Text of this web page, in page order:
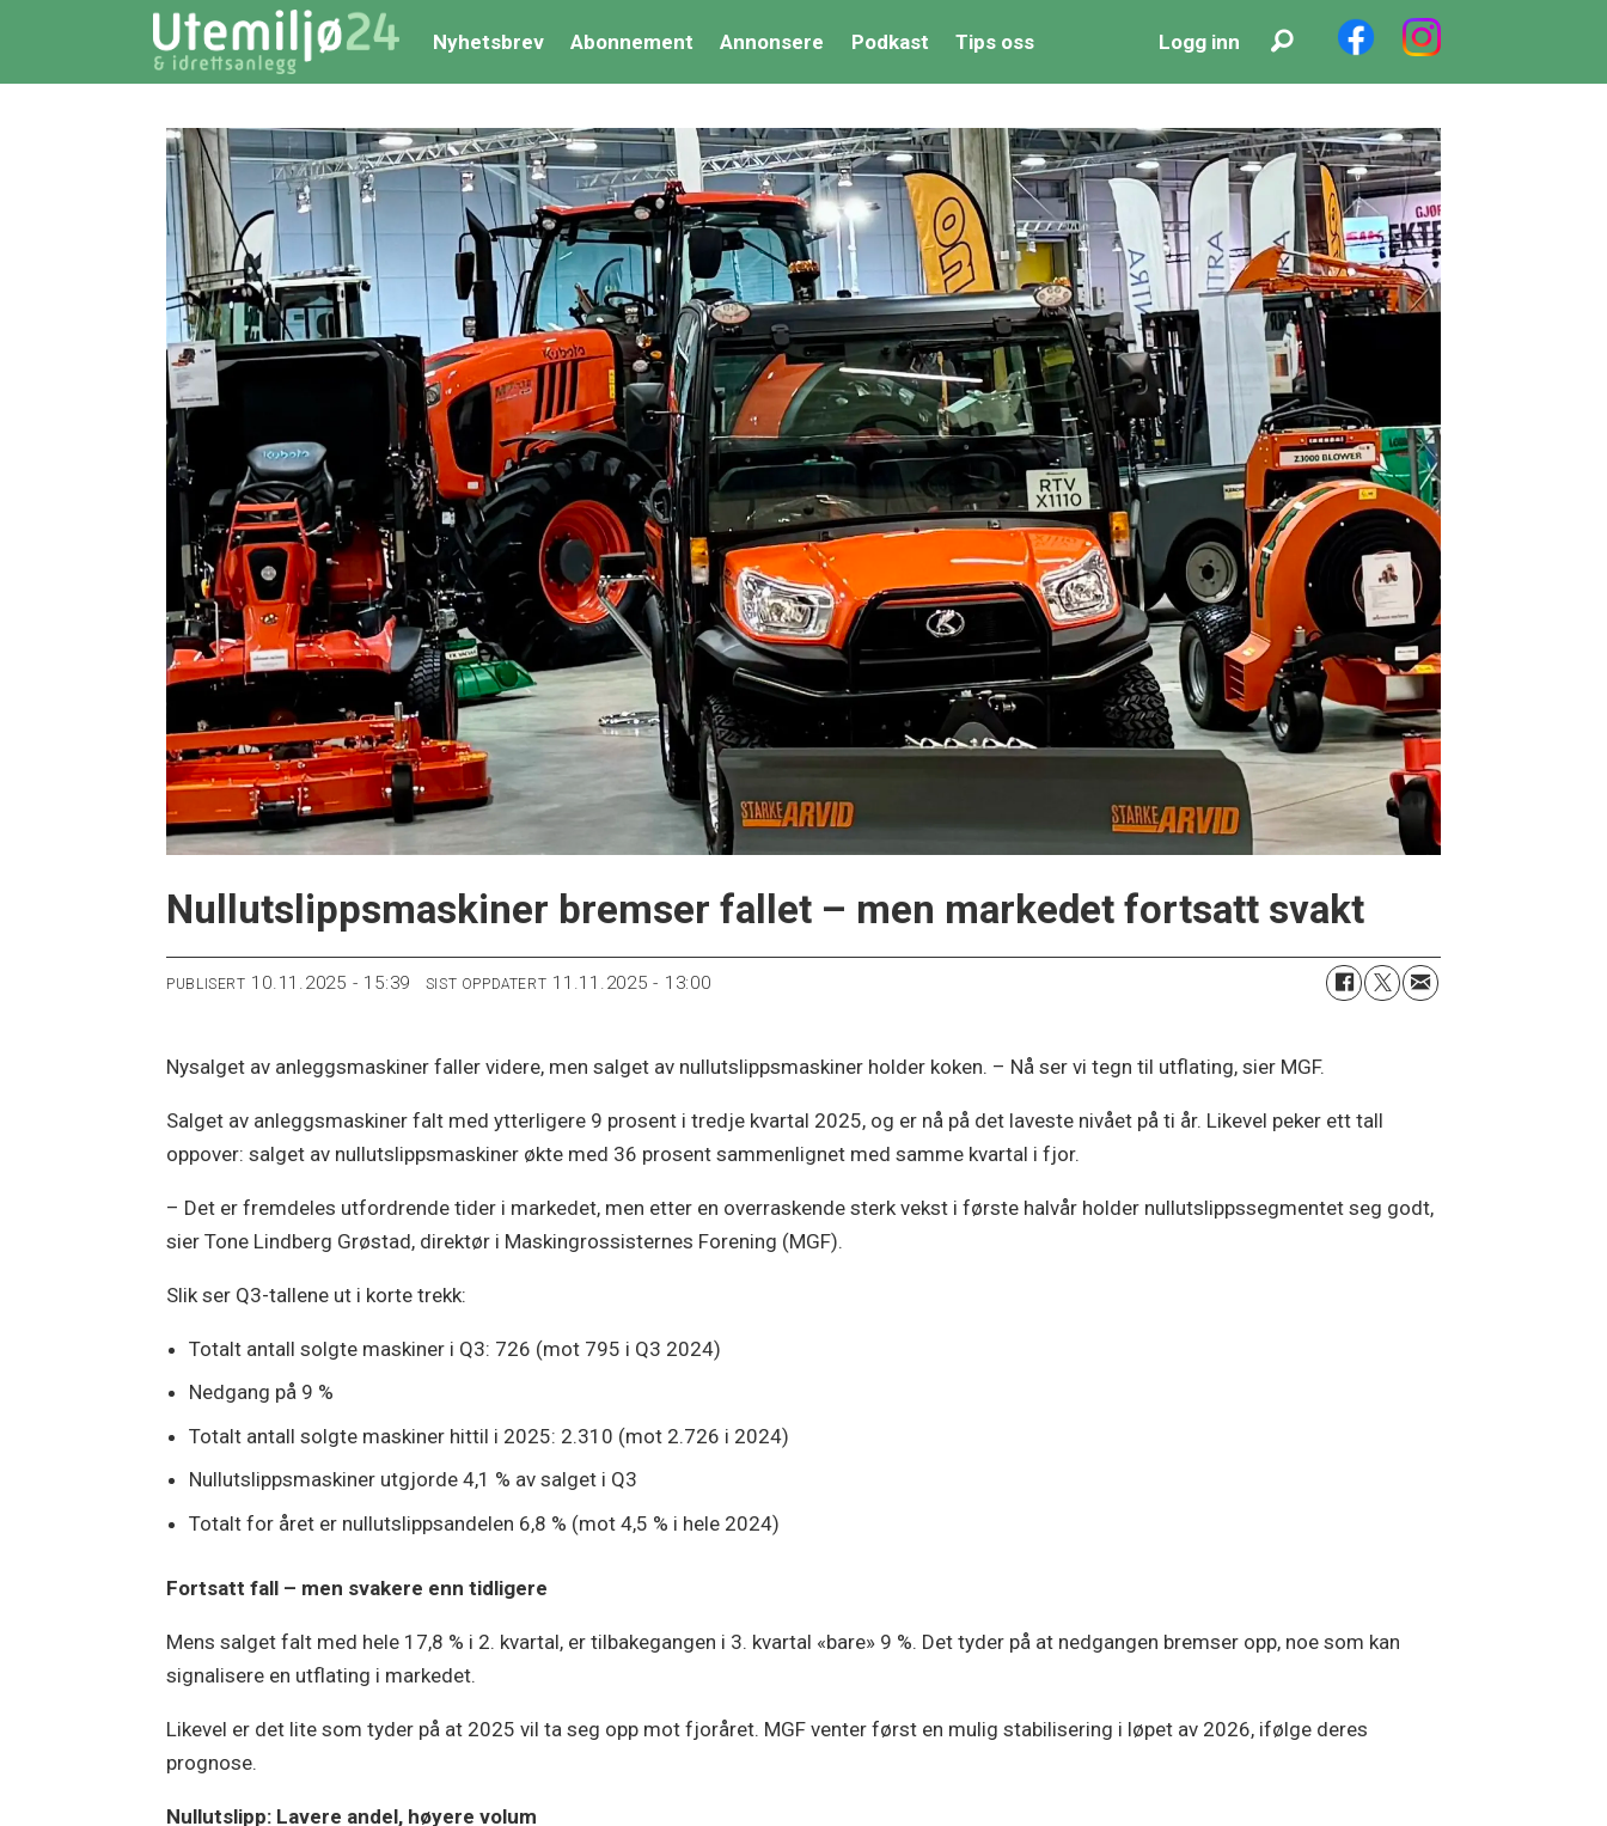
Nyhetsbrev Abonnement Annonsere Podkast Tips oss Logg inn
Nullutslippsmaskiner bremser fallet – men markedet fortsatt svakt
PUBLISERT 10.11.2025 - 15:39 SIST OPPDATERT 11.11.2025 - 13:00
Nysalget av anleggsmaskiner faller videre, men salget av nullutslippsmaskiner holder koken. – Nå ser vi tegn til utflating, sier MGF.
Salget av anleggsmaskiner falt med ytterligere 9 prosent i tredje kvartal 2025, og er nå på det laveste nivået på ti år. Likevel peker ett tall
oppover: salget av nullutslippsmaskiner økte med 36 prosent sammenlignet med samme kvartal i fjor.
– Det er fremdeles utfordrende tider i markedet, men etter en overraskende sterk vekst i første halvår holder nullutslippssegmentet seg godt,
sier Tone Lindberg Grøstad, direktør i Maskingrossisternes Forening (MGF).
Slik ser Q3-tallene ut i korte trekk:
Totalt antall solgte maskiner i Q3: 726 (mot 795 i Q3 2024)
Nedgang på 9 %
Totalt antall solgte maskiner hittil i 2025: 2.310 (mot 2.726 i 2024)
Nullutslippsmaskiner utgjorde 4,1 % av salget i Q3
Totalt for året er nullutslippsandelen 6,8 % (mot 4,5 % i hele 2024)
Fortsatt fall – men svakere enn tidligere
Mens salget falt med hele 17,8 % i 2. kvartal, er tilbakegangen i 3. kvartal «bare» 9 %. Det tyder på at nedgangen bremser opp, noe som kan
signalisere en utflating i markedet.
Likevel er det lite som tyder på at 2025 vil ta seg opp mot fjoråret. MGF venter først en mulig stabilisering i løpet av 2026, ifølge deres
prognose.
Nullutslipp: Lavere andel, høyere volum